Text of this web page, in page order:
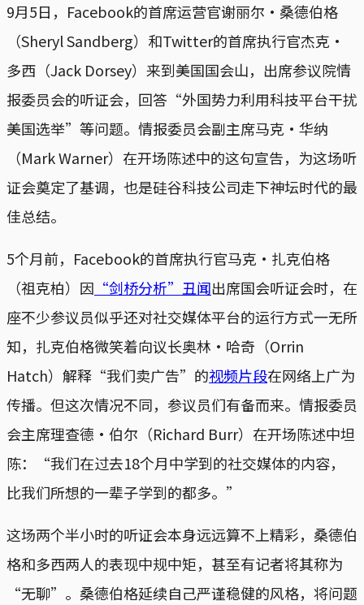
9月5日，Facebook的首席运营官谢丽尔·桑德伯格
（Sheryl Sandberg）和Twitter的首席执行官杰克·
多西（Jack Dorsey）来到美国国会山，出席参议院情
报委员会的听证会，回答“外国势力利用科技平台干扰
美国选举”等问题。情报委员会副主席马克·华纳
（Mark Warner）在开场陈述中的这句宣告，为这场听
证会奠定了基调，也是硅谷科技公司走下神坛时代的最
佳总结。
5个月前，Facebook的首席执行官马克·扎克伯格
（祖克柏）因 “剑桥分析”丑闻出席国会听证会时，在
座不少参议员似乎还对社交媒体平台的运行方式一无所
知，扎克伯格微笑着向议长奥林·哈奇（Orrin
Hatch）解释“我们卖广告”的视频片段在网络上广为
传播。但这次情况不同，参议员们有备而来。情报委员
会主席理查德·伯尔（Richard Burr）在开场陈述中坦
陈：“我们在过去18个月中学到的社交媒体的内容，
比我们所想的一辈子学到的都多。”
这场两个半小时的听证会本身远远算不上精彩，桑德伯
格和多西两人的表现中规中矩，甚至有记者将其称为
“无聊”。桑德伯格延续自己严谨稳健的风格，将问题